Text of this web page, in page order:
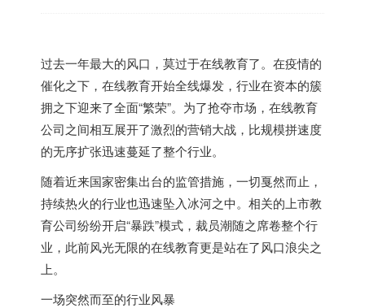
过去一年最大的风口，莫过于在线教育了。在疫情的
催化之下，在线教育开始全线爆发，行业在资本的簇
拥之下迎来了全面“繁荣”。为了抢夺市场，在线教育
公司之间相互展开了激烈的营销大战，比规模拼速度
的无序扩张迅速蔓延了整个行业。
随着近来国家密集出台的监管措施，一切戛然而止，
持续热火的行业也迅速坠入冰河之中。相关的上市教
育公司纷纷开启“暴跌”模式，裁员潮随之席卷整个行
业，此前风光无限的在线教育更是站在了风口浪尖之
上。
一场突然而至的行业风暴